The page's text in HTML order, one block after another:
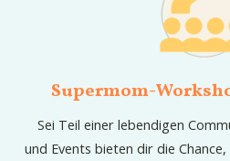
Supermom-
Sei Teil einer lebendigen
und Events bieten dir die